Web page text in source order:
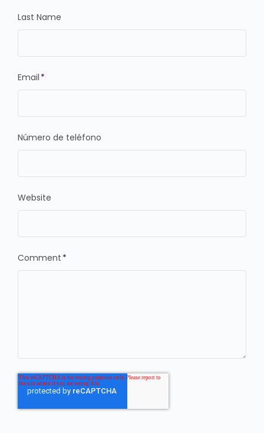
Last Name
Email *
Número de teléfono
Website
Comment *